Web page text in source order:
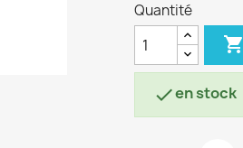
Quantité

en stock